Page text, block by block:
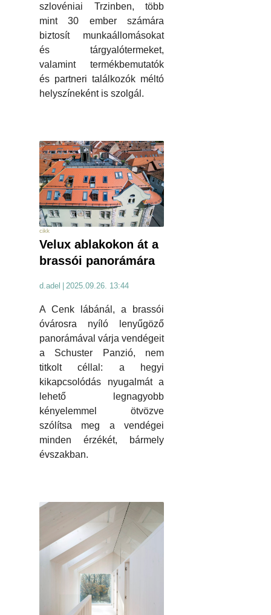
szlovéniai Trzinben, több
mint 30 ember számára
biztosít munkaállomásokat
és tárgyalótermeket,
valamint termékbemutatók
és partneri találkozók méltó
helyszíneként is szolgál.
cikk
Velux ablakokon át a
brassói panorámára
d.adel 2025.09.26. 13:44
A Cenk lábánál, a brassói
óvárosra nyíló lenyűgöző
panorámával várja vendégeit
a Schuster Panzió, nem
titkolt céllal: a hegyi
kikapcsolódás nyugalmát a
lehető legnagyobb
kényelemmel ötvözve
szólítsa meg a vendégei
minden érzékét, bármely
évszakban.